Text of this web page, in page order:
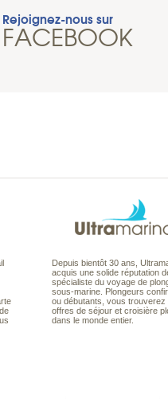
Rejoignez-nous sur
FACEBOOK
Depuis bientôt 30 ans,
acquis une solide réputation
spécialiste du voyage de
sous-marine. Plongeurs
ou débutants, vous trouverez
offres de séjour et croisière
dans le monde entier.